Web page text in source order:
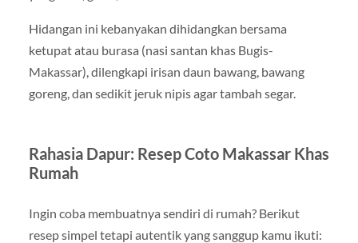
Hidangan ini kebanyakan dihidangkan bersama
ketupat atau burasa (nasi santan khas Bugis-
Makassar), dilengkapi irisan daun bawang, bawang
goreng, dan sedikit jeruk nipis agar tambah segar.
Rahasia Dapur: Resep Coto Makassar Khas
Rumah
Ingin coba membuatnya sendiri di rumah? Berikut
resep simpel tetapi autentik yang sanggup kamu ikuti: